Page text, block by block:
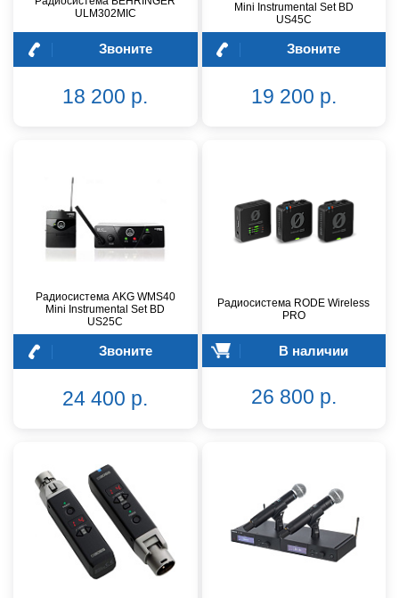
ULM302MIC
Звоните
18 200 р.
Mini Instrumental Set BD
US45C
Звоните
19 200 р.
Радиосистема AKG WMS40
Mini Instrumental Set BD
US25C
Звоните
24 400 р.
Радиосистема RODE Wireless
PRO
В наличии
26 800 р.